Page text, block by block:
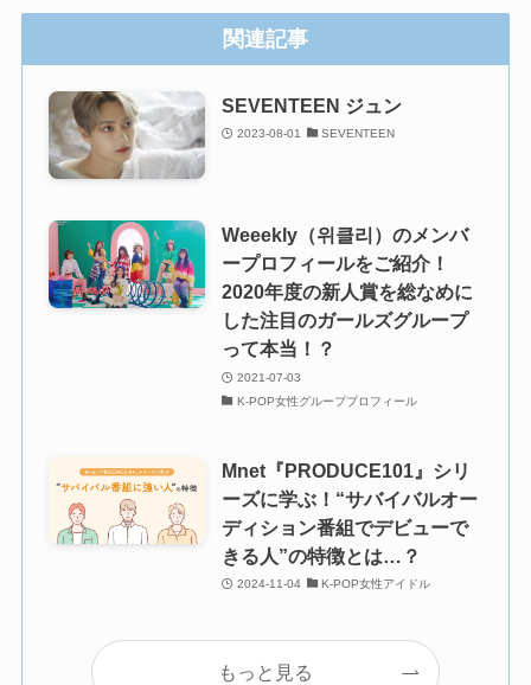
関連記事
SEVENTEEN ジュン
2023-08-01 SEVENTEEN
Weeekly（위클리）のメンバ
ープロフィールをご紹介！
2020年度の新人賞を総なめに
した注目のガールズグループ
って本当！？
2021-07-03
K-POP女性グループプロフィール
Mnet『PRODUCE101』シリ
ーズに学ぶ！“サバイバルオー
ディション番組でデビューで
きる人”の特徴とは…？
2024-11-04 K-POP女性アイドル
もっと見る